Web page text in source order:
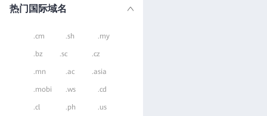
热门国际域名
.cm .sh .my
.bz .sc .cz
.mn .ac .asia
.mobi .ws .cd
.cl .ph .us